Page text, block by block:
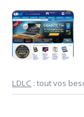
LDLC : tout vos